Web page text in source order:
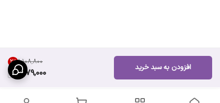
۱٬۱۰۸٬۸۰۰ 2%
1,079,000 افزودن به سبد خرید